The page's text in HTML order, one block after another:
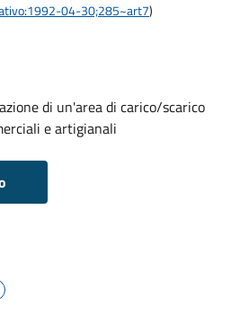
04-30;285~art7)
di un'area di carico/scarico
e artigianali